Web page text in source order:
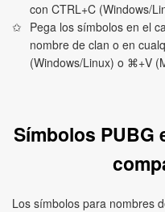
con CTRL+C (Windows/
Pega los símbolos en el
nombre de clan o en
(Windows/Linux) o ⌘+V
Símbolos PUBG
Los símbolos para nombres